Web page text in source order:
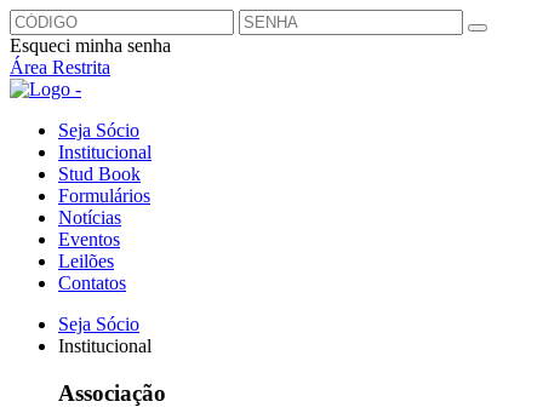
Esqueci minha senha
Área Restrita
Seja Sócio
Institucional
Stud Book
Formulários
Notícias
Eventos
Leilões
Contatos
Seja Sócio
Institucional
Associação